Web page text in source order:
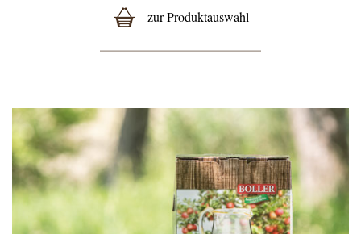
zur Produktauswahl